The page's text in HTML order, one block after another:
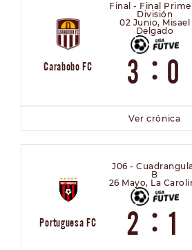
Carabobo FC
Final - Final
División
02 Junio, Misael
Delgado
3 : 0
Ver crónica
Portuguesa FC
J06 -
B
26 Mayo, La
2 : 1